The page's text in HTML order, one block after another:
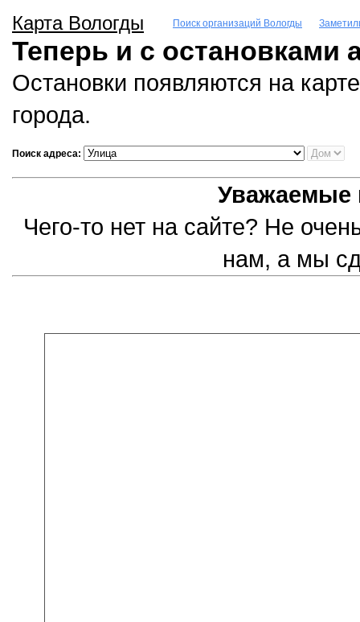
Карта Вологды Поиск организаций Вологды
Теперь и с остановками
Остановки появляются на
города.
Поиск адреса:
Уважаемые
Чего-то нет на сайте? Не
нам, а мы